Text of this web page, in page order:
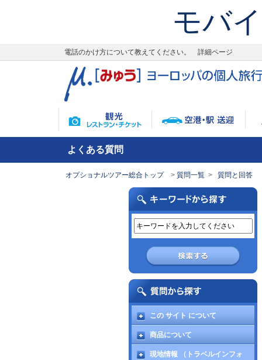
モバ
電話のかけ方について教えてください。 詳細ページ
よくある質問
オプショナルツアー総合トップ 質問一覧 質問と回答
この サイト について
商品について
現地情報 （トラベルインフォ